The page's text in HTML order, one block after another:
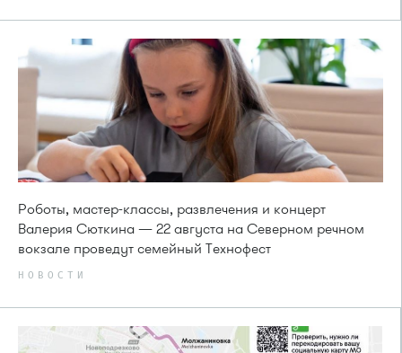
Роботы, мастер-классы, развлечения и концерт
Валерия Сюткина — 22 августа на Северном речном
вокзале проведут семейный Технофест
НОВОСТИ